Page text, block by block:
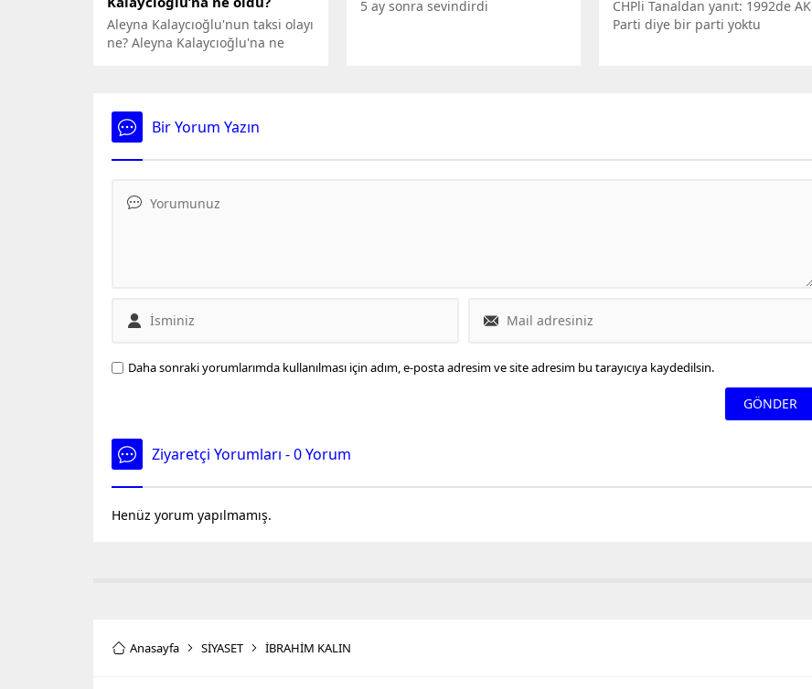
düzenlenmiş, şirketin teminatı...
Aleyna Kalaycıoğlu'nun taksi olayı
ne? Aleyna Kalaycıoğlu'na ne
5 ay sonra sevindirdi
CHPli Tanaldan yanıt: 1992de AK
Parti diye bir parti yoktu
Bir Yorum Yazın
Daha sonraki yorumlarımda kullanılması için adım, e-posta adresim ve site adresim bu tarayıcıya kaydedilsin.
Ziyaretçi Yorumları - 0 Yorum
Henüz yorum yapılmamış.
Anasayfa SİYASET İBRAHİM KALIN